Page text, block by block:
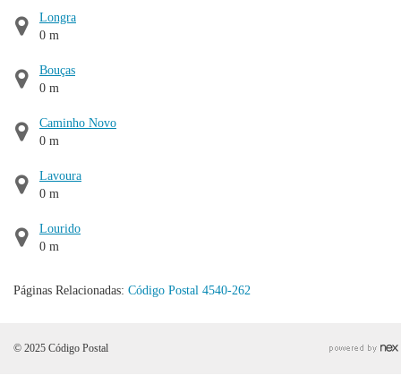
Longra
0 m
Bouças
0 m
Caminho Novo
0 m
Lavoura
0 m
Lourido
0 m
Páginas Relacionadas: Código Postal 4540-262
© 2025 Código Postal